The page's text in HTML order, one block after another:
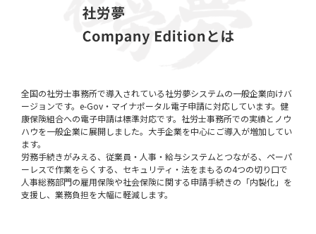
全国の社労士事務所で導入されている社労夢システムの一般企業向けバ
ージョンです。e-Gov・マイナポータル電子申請に対応しています。健
康保険組合への電子申請は標準対応です。社労士事務所での実績とノウ
ハウを一般企業に展開しました。大手企業を中心にご導入が増加してい
ます。
労務手続きがみえる、従業員・人事・給与システムとつながる、ペーパ
ーレスで作業をらくする、セキュリティ・法をまもるの4つの切り口で
人事総務部門の雇用保険や社会保険に関する申請手続きの「内製化」を
支援し、業務負担を大幅に軽減します。